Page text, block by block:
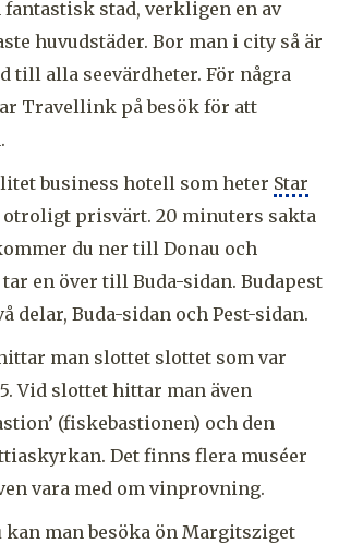
fantastisk stad, verkligen en av
huvudstäder. Bor man i city så är
till alla seevärdheter. För några
Travellink på besök för att
business hotell som heter Star
otroligt prisvärt. 20 minuters sakta
du ner till Donau och
en över till Buda-sidan. Budapest
delar, Buda-sidan och Pest-sidan.
man slottet slottet som var
Vid slottet hittar man även
(fiskebastionen) och den
Det finns flera muséer
vara med om vinprovning.
kan man besöka ön Margitsziget